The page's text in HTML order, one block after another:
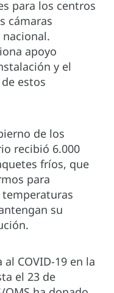
para los centros
cámaras
apoyo
y el
estos
de los
recibió 6.000
fríos, que
para
temperaturas
su
COVID-19 en la
el 23 de